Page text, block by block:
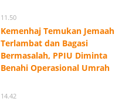
11.50
Kemenhaj Temukan Jemaah
Terlambat dan Bagasi
Bermasalah, PPIU Diminta
Benahi Operasional Umrah
14.42